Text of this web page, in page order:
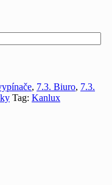
, 7.3. Biuro, 7.3.
Tag: Kanlux